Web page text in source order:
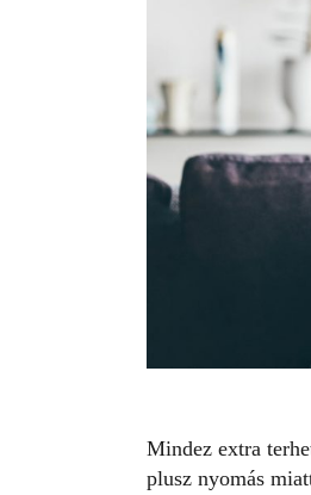
Mindez extra
plusz nyomás